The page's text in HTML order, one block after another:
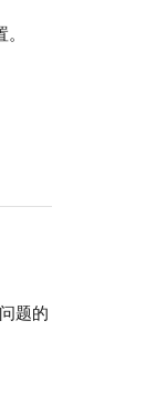
题的